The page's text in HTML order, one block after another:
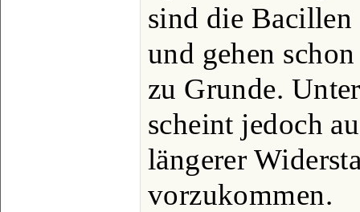
sind die
und gehen
zu Grunde.
scheint jedoch
längerer
vorzukommen.